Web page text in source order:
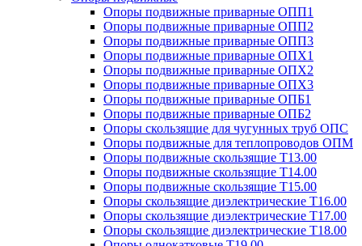
Опоры подвижные приварные ОПП1
Опоры подвижные приварные ОПП2
Опоры подвижные приварные ОПП3
Опоры подвижные приварные ОПХ1
Опоры подвижные приварные ОПХ2
Опоры подвижные приварные ОПХ3
Опоры подвижные приварные ОПБ1
Опоры подвижные приварные ОПБ2
Опоры скользящие для чугунных труб ОПС
Опоры подвижные для теплопроводов ОПМ
Опоры подвижные скользящие Т13.00
Опоры подвижные скользящие Т14.00
Опоры подвижные скользящие Т15.00
Опоры скользящие диэлектрические Т16.00
Опоры скользящие диэлектрические Т17.00
Опоры скользящие диэлектрические Т18.00